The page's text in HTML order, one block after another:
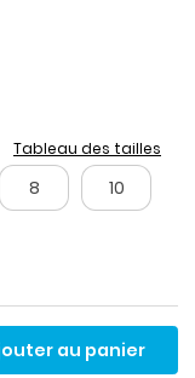
Tableau des tailles
8 10
au panier